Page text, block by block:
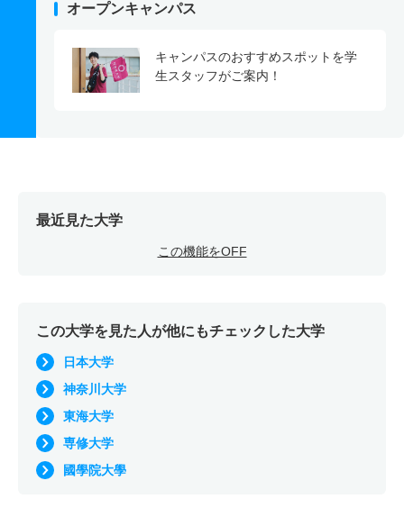
オープンキャンパス
キャンパスのおすすめスポットを学
生スタッフがご案内！
最近見た大学
この機能をOFF
この大学を見た人が他にもチェックした大学
日本大学
神奈川大学
東海大学
専修大学
國學院大學